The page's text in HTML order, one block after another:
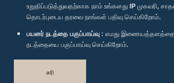
உறுதிப்படுத்துவதற்காக நாம் உங்களது IP முகவரி,
தொடர்புடைய தரவை நாங்கள் பதிவு செய்கிறோம்.
பயனர் நடத்தை பகுப்பாய்வு : எமது இணையத்தளத்தை
நடத்தையை பகுப்பாய்வு செய்கிறோம்.
சரி
விருதுகள்
தனியுரிமைக் கொள்கை